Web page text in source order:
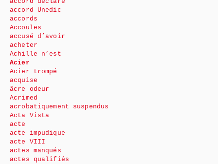
accord Unedic
accords
Accoules
accusé d’avoir
acheter
Achille n’est
Acier
Acier trompé
acquise
âcre odeur
Acrimed
acrobatiquement suspendus
Acta Vista
acte
acte impudique
acte VIII
actes manqués
actes qualifiés